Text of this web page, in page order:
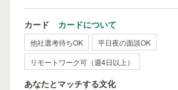
カード カードについて
他社選考待ちOK
平日夜の面談OK
リモートワーク可（週4日以上）
あなたとマッチする文化